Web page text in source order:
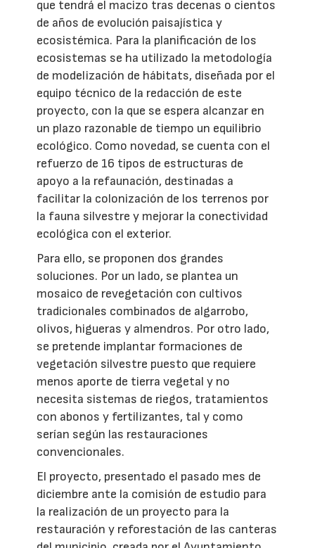
que tendrá el macizo tras decenas o cientos
de años de evolución paisajística y
ecosistémica. Para la planificación de los
ecosistemas se ha utilizado la metodología
de modelización de hábitats, diseñada por el
equipo técnico de la redacción de este
proyecto, con la que se espera alcanzar en
un plazo razonable de tiempo un equilibrio
ecológico. Como novedad, se cuenta con el
refuerzo de 16 tipos de estructuras de
apoyo a la refaunación, destinadas a
facilitar la colonización de los terrenos por
la fauna silvestre y mejorar la conectividad
ecológica con el exterior.
Para ello, se proponen dos grandes
soluciones. Por un lado, se plantea un
mosaico de revegetación con cultivos
tradicionales combinados de algarrobo,
olivos, higueras y almendros. Por otro lado,
se pretende implantar formaciones de
vegetación silvestre puesto que requiere
menos aporte de tierra vegetal y no
necesita sistemas de riegos, tratamientos
con abonos y fertilizantes, tal y como
serían según las restauraciones
convencionales.
El proyecto, presentado el pasado mes de
diciembre ante la comisión de estudio para
la realización de un proyecto para la
restauración y reforestación de las canteras